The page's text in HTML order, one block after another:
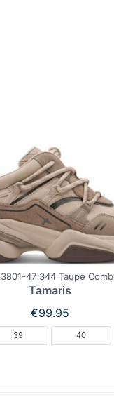
47 344 Taupe Comb
Tamaris
€99.95
39 40